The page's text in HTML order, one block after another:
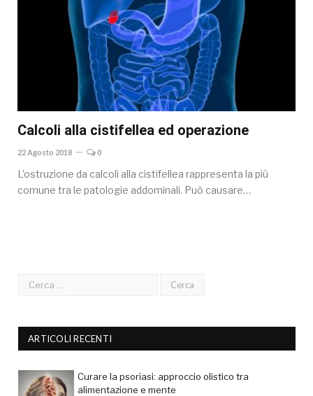
Calcoli alla cistifellea ed operazione
22 Agosto 2018 0
L’ostruzione da calcoli alla cistifellea rappresenta la più
comune tra le patologie addominali. Può causare…
ARTICOLI RECENTI
Curare la psoriasi: approccio olistico tra
alimentazione e mente